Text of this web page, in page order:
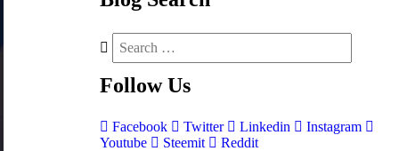
Follow Us
Facebook Twitter Linkedin
Instagram
Youtube
Steemit Reddit